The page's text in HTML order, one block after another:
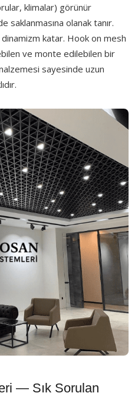
klimalar) görünür
saklanmasına olanak tanır.
katar. Hook on mesh
ve monte edilebilen bir
sayesinde uzun
— Sık Sorulan